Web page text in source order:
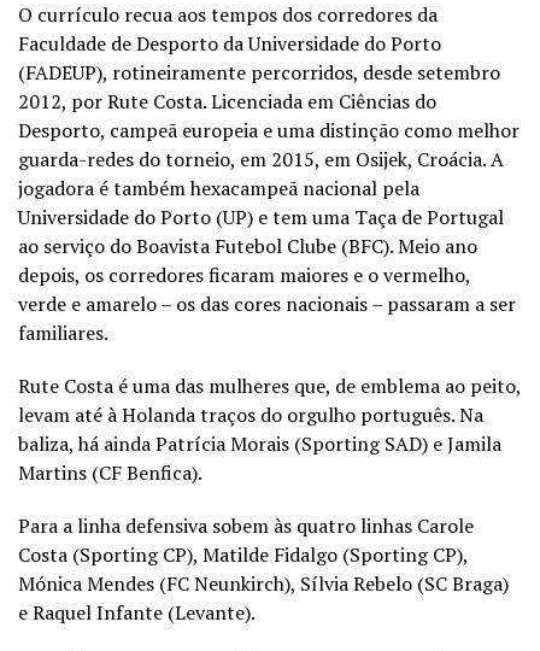
O currículo recua aos tempos dos corredores da
Faculdade de Desporto da Universidade do Porto
(FADEUP), rotineiramente percorridos, desde setembro
2012, por Rute Costa. Licenciada em Ciências do
Desporto, campeã europeia e uma distinção como melhor
guarda-redes do torneio, em 2015, em Osijek, Croácia. A
jogadora é também hexacampeã nacional pela
Universidade do Porto (UP) e tem uma Taça de Portugal
ao serviço do Boavista Futebol Clube (BFC). Meio ano
depois, os corredores ficaram maiores e o vermelho,
verde e amarelo – os das cores nacionais – passaram a ser
familiares.
Rute Costa é uma das mulheres que, de emblema ao peito,
levam até à Holanda traços do orgulho português. Na
baliza, há ainda Patrícia Morais (Sporting SAD) e Jamila
Martins (CF Benfica).
Para a linha defensiva sobem às quatro linhas Carole
Costa (Sporting CP), Matilde Fidalgo (Sporting CP),
Mónica Mendes (FC Neunkirch), Sílvia Rebelo (SC Braga)
e Raquel Infante (Levante).